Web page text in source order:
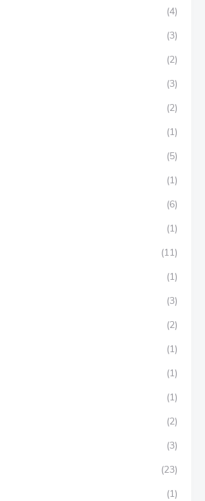
(4)
(3)
(2)
(3)
(2)
(1)
(5)
(1)
(6)
(1)
(11)
(1)
(3)
(2)
(1)
(1)
(1)
(2)
(3)
(23)
(1)